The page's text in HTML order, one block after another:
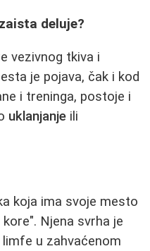
deluje?
vezivnog tkiva i
je pojava, čak i kod
i treninga, postoje i
uklanjanje ili
koja ima svoje mesto
Njena svrha je
u zahvaćenom